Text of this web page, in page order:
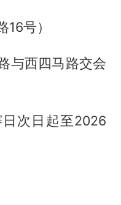
号）
与西四马路交会
次日起至2026